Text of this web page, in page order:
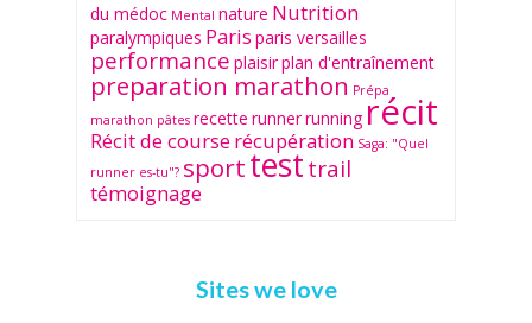
du médoc Mental nature Nutrition
paralympiques Paris paris versailles
performance plaisirplan d'entraînement
preparation marathon Prépa
marathon pâtes recette runnerrunning récit
Récit de course récupération Saga: "Quel
runner es-tu"? sporttest trail
témoignage
Sites we love